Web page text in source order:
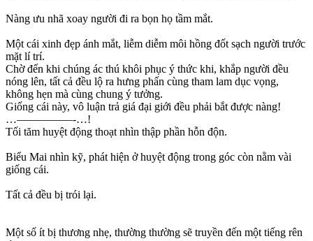
Nàng ưu nhã xoay người đi ra bọn họ tầm mắt.
Một cái xinh đẹp ánh mắt, liễm diễm môi hồng đốt sạch người trước
mặt lí trí.
Chờ đến khi chúng ác thú khôi phục ý thức khi, khắp người đều
nóng lên, tất cả đều lộ ra hưng phấn cùng tham lam dục vọng,
không hẹn mà cùng chung ý tưởng.
Giống cái này, vô luận trả giá đại giới đều phải bắt được nàng!
…—————-…!
Tối tăm huyệt động thoạt nhìn thập phần hỗn độn.
Biểu Mai nhìn kỹ, phát hiện ở huyệt động trong góc còn nằm vài
giống cái.
Tất cả đều bị trói lại.
Một số ít bị thương nhẹ, thường thường sẽ truyền đến một tiếng rên